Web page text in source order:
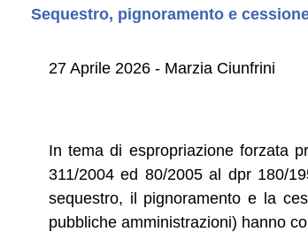
Sequestro, pignoramento e
27 Aprile 2026 - Marzia Ciunfrini
In tema di espropriazione forzata
311/2004 ed 80/2005 al dpr 180/
sequestro, il pignoramento e la
pubbliche amministrazioni) hanno